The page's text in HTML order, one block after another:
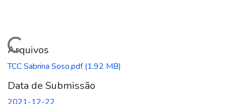
Arquivos
TCC Sabrina Soso.pdf(1.92 MB)
Data de Submissão